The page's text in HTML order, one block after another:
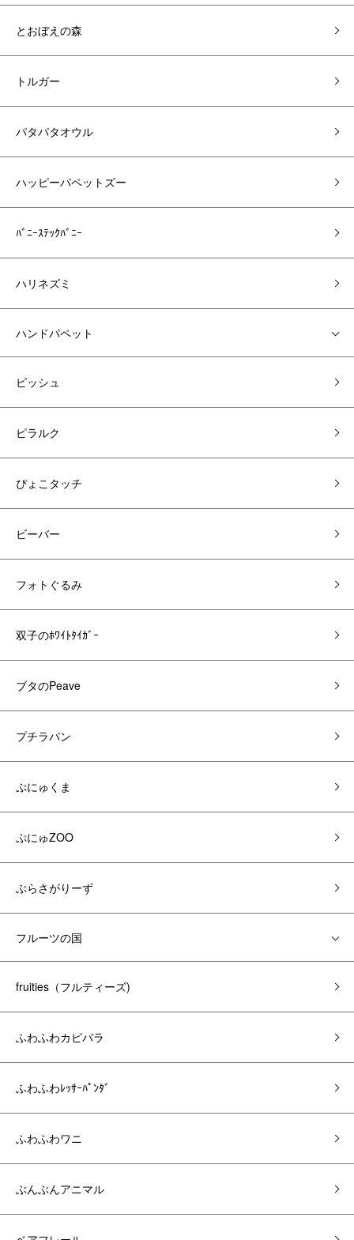
とおぼえの森
トルガー
パタパタオウル
ハッピーパペットズー
ﾊﾞﾆｰｽﾃｯｸﾊﾞﾆｰ
ハリネズミ
ハンドパペット
ピッシュ
ピラルク
ぴょこタッチ
ビーバー
フォトぐるみ
双子のﾎﾜｲﾄﾀｲｶﾞｰ
ブタのPeave
プチラパン
ぷにゅくま
ぷにゅZOO
ぶらさがりーず
フルーツの国
fruities（フルティーズ)
ふわふわカピバラ
ふわふわﾚｯｻｰﾊﾟﾝﾀﾞ
ふわふわワニ
ぶんぶんアニマル